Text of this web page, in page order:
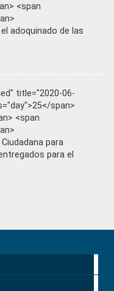
<span
adoquinado de las
title="2020-06-
span>
<span
para
para el